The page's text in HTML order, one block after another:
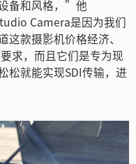
备和风格，”他
Camera是因为我们
款摄影机价格经济、
求，而且它们是专为现
松就能实现SDI传输，进